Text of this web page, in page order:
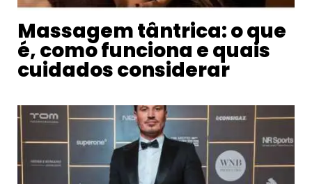
Massagem tântrica: o que
é, como funciona e quais
cuidados considerar